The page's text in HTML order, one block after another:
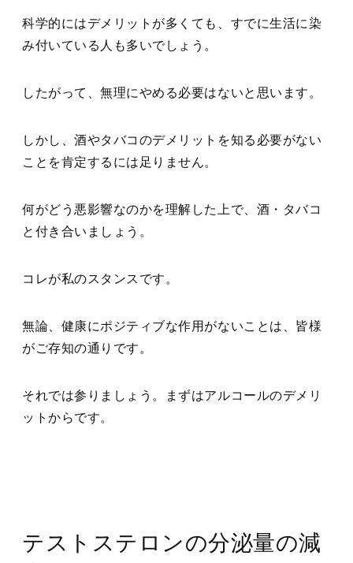
科学的にはデメリットが多くても、すでに生活に染
み付いている人も多いでしょう。
したがって、無理にやめる必要はないと思います。
しかし、酒やタバコのデメリットを知る必要がない
ことを肯定するには足りません。
何がどう悪影響なのかを理解した上で、酒・タバコ
と付き合いましょう。
コレが私のスタンスです。
無論、健康にポジティブな作用がないことは、皆様
がご存知の通りです。
それでは参りましょう。まずはアルコールのデメリ
ットからです。
テストステロンの分泌量の減